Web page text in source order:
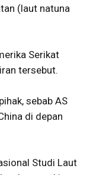
(laut natuna
Serikat
tersebut.
sebab AS
di depan
Studi Laut